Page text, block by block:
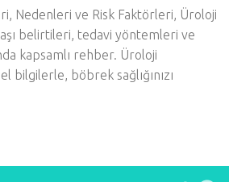
Nedenleri ve Risk Faktörleri, Üroloji
belirtileri, tedavi yöntemleri ve
kapsamlı rehber. Üroloji
bilgilerle, böbrek sağlığınızı